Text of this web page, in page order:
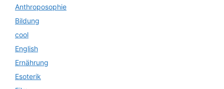
Anthroposophie
Bildung
cool
English
Ernährung
Esoterik